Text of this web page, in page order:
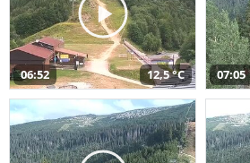
06:52 12,5 °C 07:05